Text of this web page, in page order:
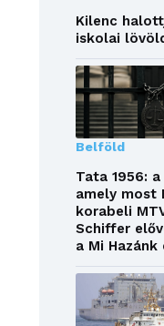
Kilenc
iskolai
Belföld
Tata 1956:
amely most
korabeli
Schiffer
a Mi Hazánk